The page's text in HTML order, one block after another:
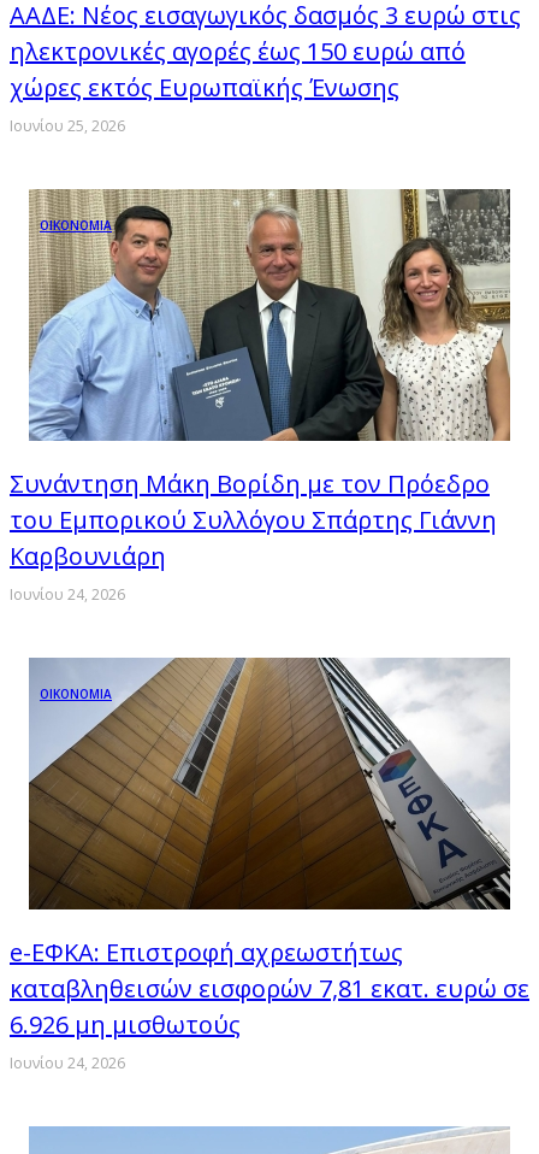
ΑΑΔΕ: Νέος εισαγωγικός δασμός 3 ευρώ στις
ηλεκτρονικές αγορές έως 150 ευρώ από
χώρες εκτός Ευρωπαϊκής Ένωσης
Ιουνίου 25, 2026
ΟΙΚΟΝΟΜΙΑ
Συνάντηση Μάκη Βορίδη με τον Πρόεδρο
του Εμπορικού Συλλόγου Σπάρτης Γιάννη
Καρβουνιάρη
Ιουνίου 24, 2026
ΟΙΚΟΝΟΜΙΑ
e-ΕΦΚΑ: Επιστροφή αχρεωστήτως
καταβληθεισών εισφορών 7,81 εκατ. ευρώ σε
6.926 μη μισθωτούς
Ιουνίου 24, 2026